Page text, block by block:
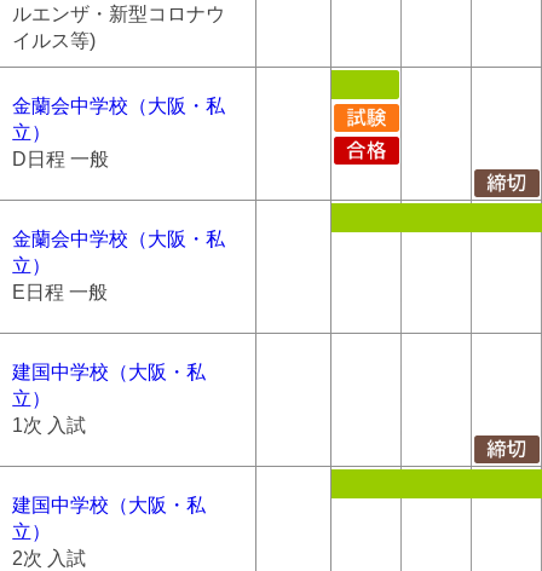
ルエンザ・新型コロナウ
イルス等)
金蘭会中学校（大阪・私
立）
D日程 一般
金蘭会中学校（大阪・私
立）
E日程 一般
建国中学校（大阪・私
立）
1次 入試
建国中学校（大阪・私
立）
2次 入試